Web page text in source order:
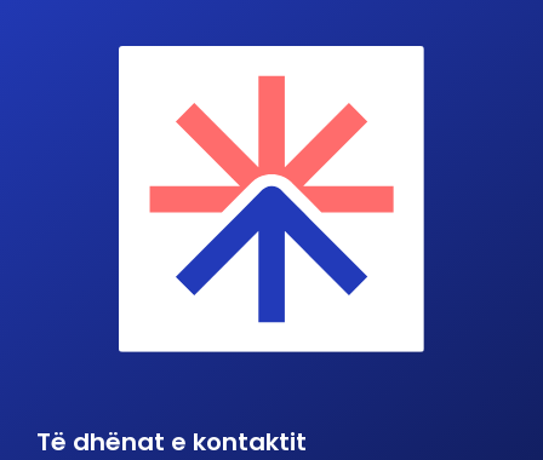
Të dhënat e kontaktit